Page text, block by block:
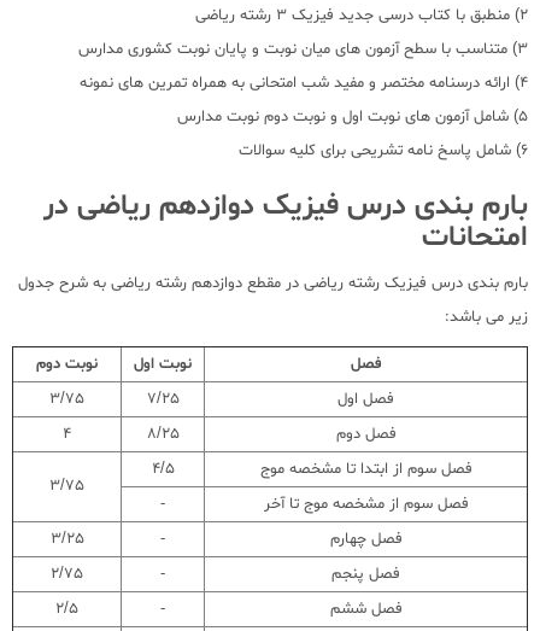
2) منطبق با کتاب درسی جدید فیزیک 3 رشته ریاضی
3) متناسب با سطح آزمون های میان نوبت و پایان نوبت کشوری مدارس
4) ارائه درسنامه مختصر و مفید شب امتحانی به همراه تمرین های نمونه
5) شامل آزمون های نوبت اول و نوبت دوم نوبت مدارس
6) شامل پاسخ نامه تشریحی برای کلیه سوالات
بارم بندی درس فیزیک دوازدهم ریاضی در
امتحانات
بارم بندی درس فیزیک رشته ریاضی در مقطع دوازدهم رشته ریاضی به شرح جدول
زیر می باشد:
فصل نوبت اول
نوبت دوم
فصل اول
7/25
3/75
فصل دوم
8/25
4
فصل سوم از ابتدا تا مشخصه موج
4/5
3/75
فصل سوم از مشخصه موج تا آخر
-
فصل چهارم
-
3/25
فصل پنجم
-
2/75
فصل ششم
-
2/5